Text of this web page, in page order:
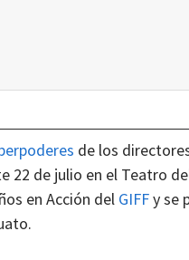
de los
22 de julio en el Teatro
en Acción del GIFFy se